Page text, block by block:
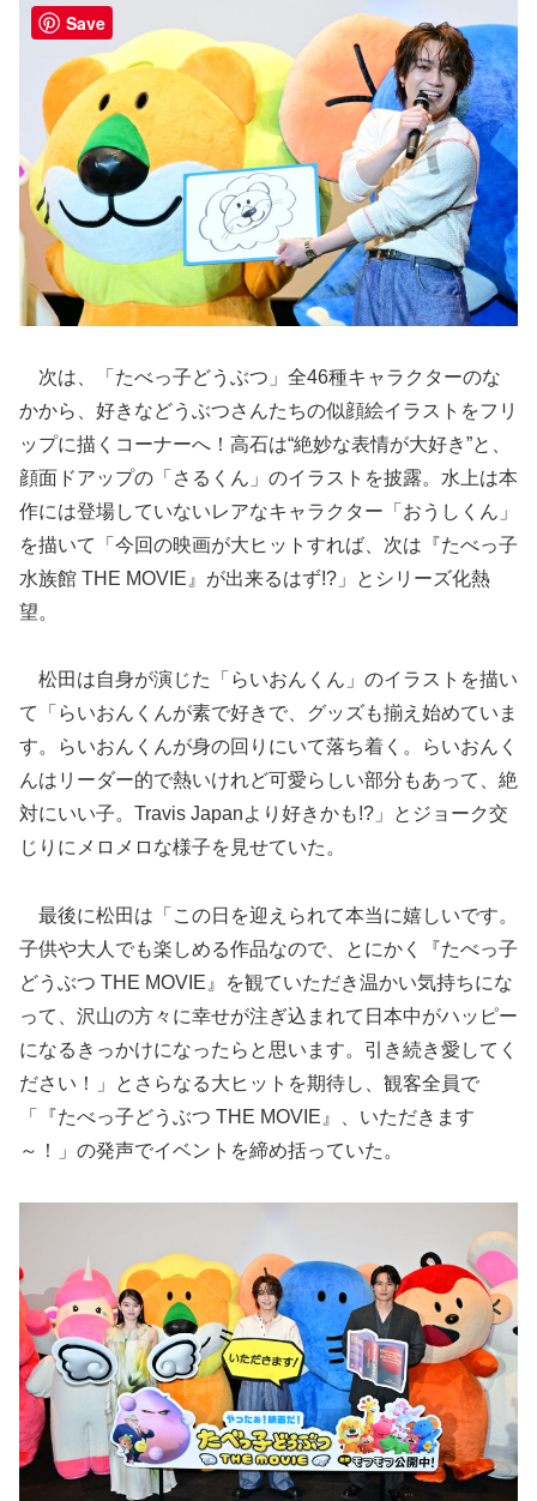
次は、「たべっ子どうぶつ」全46種キャラクターのな
かから、好きなどうぶつさんたちの似顔絵イラストをフリ
ップに描くコーナーへ！高石は“絶妙な表情が大好き”と、
顔面ドアップの「さるくん」のイラストを披露。水上は本
作には登場していないレアなキャラクター「おうしくん」
を描いて「今回の映画が大ヒットすれば、次は『たべっ子
水族館 THE MOVIE』が出来るはず!?」とシリーズ化熱
望。
松田は自身が演じた「らいおんくん」のイラストを描い
て「らいおんくんが素で好きで、グッズも揃え始めていま
す。らいおんくんが身の回りにいて落ち着く。らいおんく
んはリーダー的で熱いけれど可愛らしい部分もあって、絶
対にいい子。Travis Japanより好きかも!?」とジョーク交
じりにメロメロな様子を見せていた。
最後に松田は「この日を迎えられて本当に嬉しいです。
子供や大人でも楽しめる作品なので、とにかく『たべっ子
どうぶつ THE MOVIE』を観ていただき温かい気持ちにな
って、沢山の方々に幸せが注ぎ込まれて日本中がハッピー
になるきっかけになったらと思います。引き続き愛してく
ださい！」とさらなる大ヒットを期待し、観客全員で
「『たべっ子どうぶつ THE MOVIE』、いただきます
～！」の発声でイベントを締め括っていた。
Save